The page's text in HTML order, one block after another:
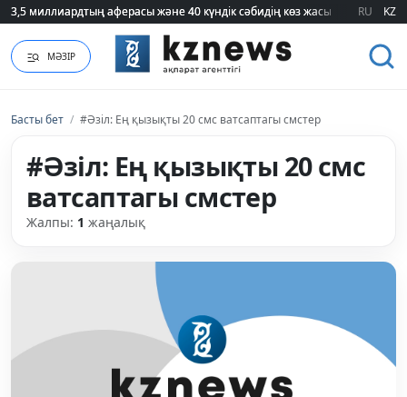
3,5 миллиардтың аферасы және 40 күндік сәбидің көз жасы:
3,5 миллиардтың аферасы және 40 күндік сәбидің көз жасы: RU KZ
МӘЗІР
Басты бет / #Әзіл: Ең қызықты 20 смс ватсаптагы смстер
#Әзіл: Ең қызықты 20 смс
ватсаптагы смстер
Жалпы: 1 жаңалық